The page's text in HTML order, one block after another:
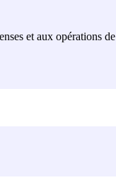
et aux opérations de